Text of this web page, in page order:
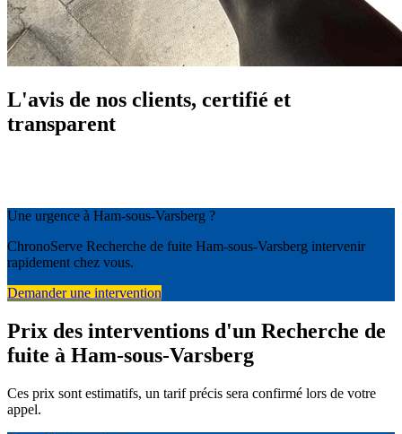
L'avis de nos clients, certifié et
transparent
Une urgence à Ham-sous-Varsberg ?
ChronoServe Recherche de fuite Ham-sous-Varsberg intervenir
rapidement chez vous.
Demander une intervention
Prix des interventions d'un Recherche de
fuite à Ham-sous-Varsberg
Ces prix sont estimatifs, un tarif précis sera confirmé lors de votre
appel.